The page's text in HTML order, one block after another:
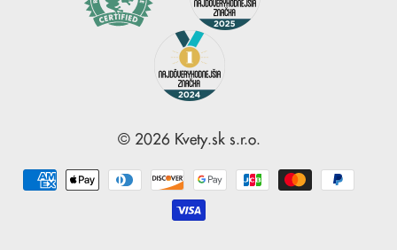
© 2026 Kvety.sks.r.o.